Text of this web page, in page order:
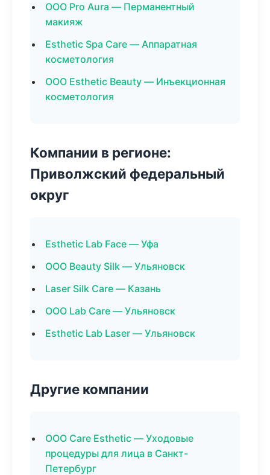
ООО Pro Aura — Перманентный
макияж
Esthetic Spa Care — Аппаратная
косметология
ООО Esthetic Beauty — Инъекционная
косметология
Компании в регионе:
Приволжский федеральный
округ
Esthetic Lab Face — Уфа
ООО Beauty Silk — Ульяновск
Laser Silk Care — Казань
ООО Lab Care — Ульяновск
Esthetic Lab Laser — Ульяновск
Другие компании
ООО Care Esthetic — Уходовые
процедуры для лица в Санкт-
Петербург